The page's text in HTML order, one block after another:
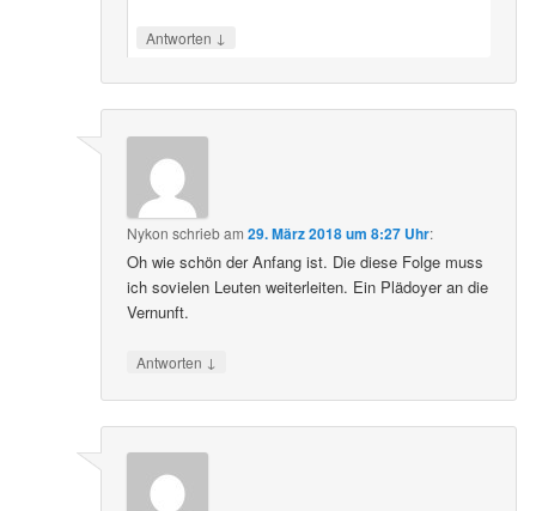
Antworten ↓
Nykon schriebam29. März 2018 um 8:27 Uhr:
Oh wie schön der Anfang ist. Die diese Folge muss
ich sovielen Leuten weiterleiten. Ein Plädoyer an die
Vernunft.
Antworten ↓